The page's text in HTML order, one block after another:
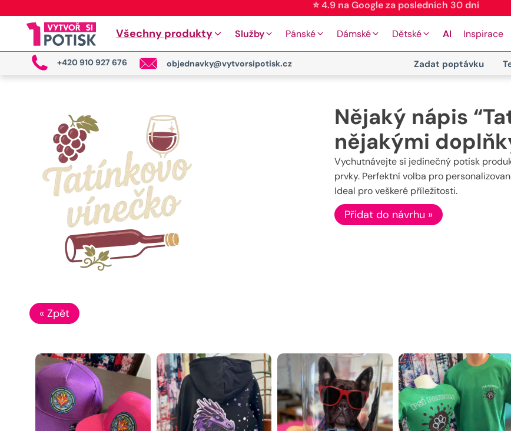
⭐ 4.9 na Google za posledních 30 dní
Všechny produkty Služby Pánské Dámské Dětské AI Inspirace
+420 910 927 676 objednavky@vytvorsipotisk.cz Zadat poptávku
Nějaký nápis
nějakými
Vychutnávejte si jedinečný potisk
prvky. Perfektní volba pro
Ideal pro veškeré příležitosti.
Přidat do návrhu »
« Zpět